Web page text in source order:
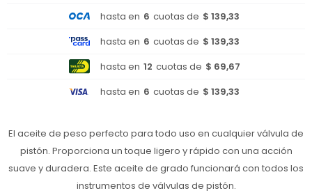
hasta en 6 cuotas de $ 139,33
hasta en 6 cuotas de $ 139,33
hasta en 12 cuotas de $ 69,67
hasta en 6 cuotas de $ 139,33
El aceite de peso perfecto para todo uso en cualquier válvula de
pistón. Proporciona un toque ligero y rápido con una acción
suave y duradera. Este aceite de grado funcionará con todos los
instrumentos de válvulas de pistón.